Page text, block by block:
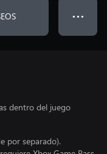
● ● ●
dentro del juego
por separado).